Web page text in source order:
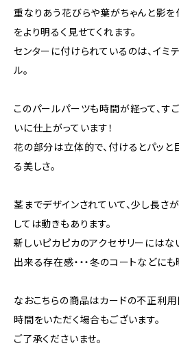
重なりあう花びらや葉がちゃんと影を
をより明るく見せてくれます。
センターに付けられているのは、イミ
ル。
このパールパーツも時間が経って、す
いに仕上がっています！
花の部分は立体的で、付けるとパッ
る美しさ。
茎までデザインされていて、少し長さ
しては動きもあります。
新しいピカピカのアクセサリーにはな
出来る存在感・・・冬のコートなどに
なおこちらの商品はカードの不正利
時間をいただく場合もございます。
ご了承くださいませ。